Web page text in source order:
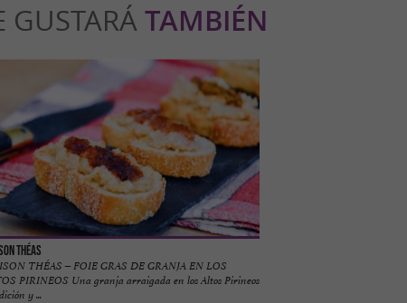
GUSTARÁTAMBIÉN
Théas
THÉAS – FOIE GRAS DE GRANJA EN LOS
PIRINEOS Una granja arraigada en los Altos Pirineos
y ...